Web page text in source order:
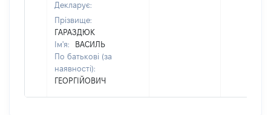
Декларує:
Прізвище:
ГАРАЗДЮК
Ім'я:
ВАСИЛЬ
По батькові (за
наявності):
ГЕОРГІЙОВИЧ